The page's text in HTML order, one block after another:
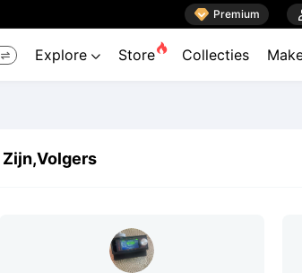
 Premium
 Explore  Store Collecties
Zijn,Volgers